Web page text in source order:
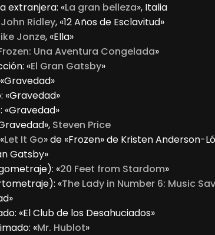
extranjera: «La gran belleza», Italia
John Ridley, «12 Años de Esclavitud»
Jonze, «Ella»
Una Aventura Congelada»
«El Gran Gatsby»
«Gravedad»
«Gravedad»
Steven Price
Let It Go» de «Frozen» de Kristen Anderson-
Gatsby»
«20 Feet from Stardom»
«The Lady in Number 6: Music
«El Club de los Desahuciados»
«Mr. Hublot»